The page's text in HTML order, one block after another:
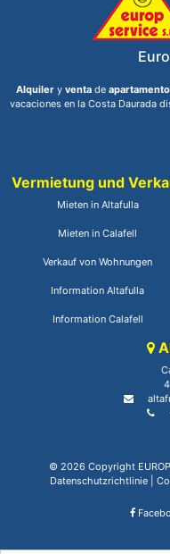
Alquilery ventade
vacaciones en la Costa Daurada
Vermietung und
Mieten in Altafulla
Mieten in Calafell
Verkauf von Wohnungen
Information Altafulla
Information Calafell
© 2026 Copyright EUROP
Datenschutzrichtlinie